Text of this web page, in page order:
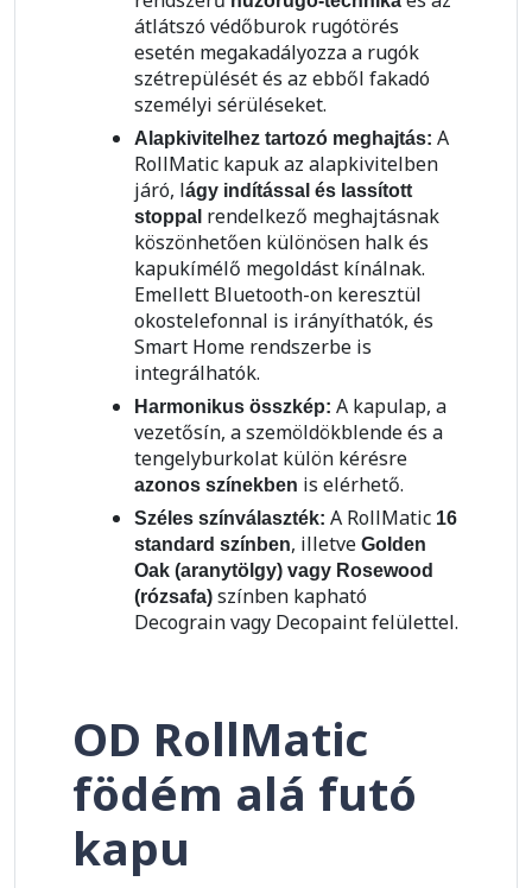
átlátszó védőburok rugótörés
esetén megakadályozza a rugók
szétrepülését és az ebből fakadó
személyi sérüléseket.
Alapkivitelhez tartozó meghajtás: A
RollMatic kapuk az alapkivitelben
járó, lágy indítással és lassított
stoppal rendelkező meghajtásnak
köszönhetően különösen halk és
kapukímélő megoldást kínálnak.
Emellett Bluetooth-on keresztül
okostelefonnal is irányíthatók, és
Smart Home rendszerbe is
integrálhatók.
Harmonikus összkép: A kapulap, a
vezetősín, a szemöldökblende és a
tengelyburkolat külön kérésre
azonos színekben is elérhető.
Széles színválaszték: A RollMatic 16
standard színben, illetve Golden
Oak (aranytölgy) vagy Rosewood
(rózsafa) színben kapható
Decograin vagy Decopaint felülettel.
OD RollMatic
födém alá futó
kapu